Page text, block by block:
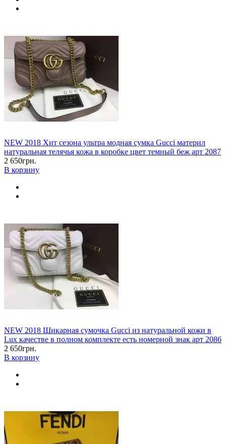
NEW 2018 Хит сезона ультра модная сумка Gucci материл
натуральная телячья кожа в коробке цвет темный беж арт 2087
2 650грн.
В корзину
NEW 2018 Шикарная сумочка Gucci из натуральной кожи в
Lux качестве в полном комплекте есть номерной знак арт 2086
2 650грн.
В корзину